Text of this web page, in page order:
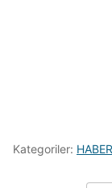
Kategoriler: